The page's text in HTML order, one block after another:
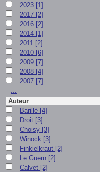
2023 [1]
2017 [2]
2016 [2]
2014 [1]
2011 [2]
2010 [6]
2009 [7]
2008 [4]
2007 [7]
...
Auteur
Barillé [4]
Droit [3]
Choisy [3]
Winock [3]
Finkielkraut [2]
Le Guern [2]
Calvet [2]